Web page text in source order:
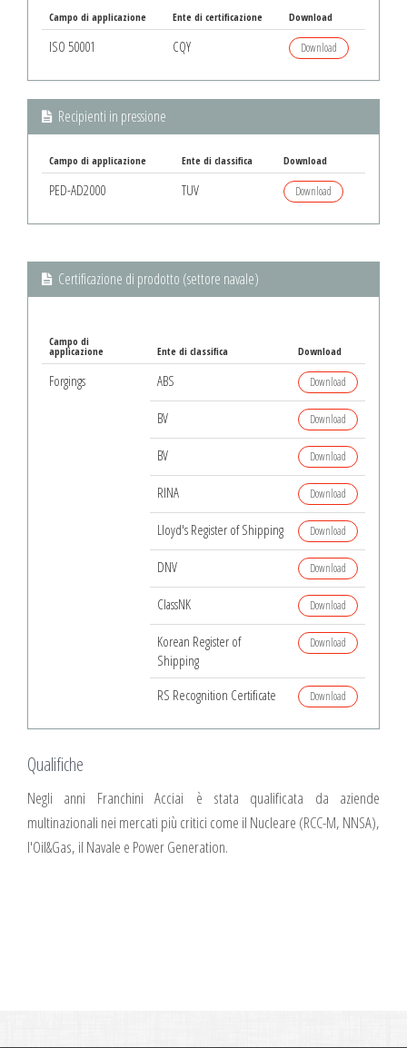
Campo di applicazione Ente di certificazione Download
ISO 50001 CQY Download
Recipienti in pressione
Campo di applicazione Ente di classifica Download
PED-AD2000 TUV Download
Certificazione di prodotto (settore navale)
Campo di
applicazione Ente di classifica Download
Forgings ABS Download
BV Download
BV Download
RINA Download
Lloyd's Register of Shipping Download
DNV Download
ClassNK Download
Korean Register of
Shipping
Download
RS Recognition Certificate Download
Qualifiche
Negli anni Franchini Acciai è stata qualificata da aziende
multinazionali nei mercati più critici come il Nucleare (RCC-M, NNSA),
l'Oil&Gas, il Navale e Power Generation.